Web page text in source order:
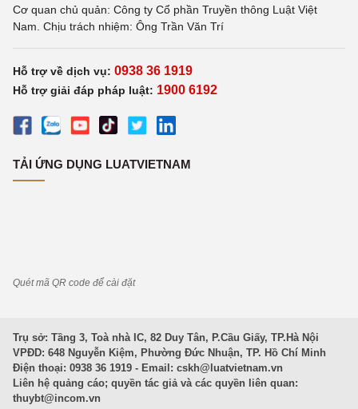
Cơ quan chủ quản: Công ty Cổ phần Truyền thông Luật Việt
Nam. Chịu trách nhiệm: Ông Trần Văn Trí
Hỗ trợ về dịch vụ: 0938 36 1919
Hỗ trợ giải đáp pháp luật: 1900 6192
TẢI ỨNG DỤNG LUATVIETNAM
Quét mã QR code để cài đặt
Trụ sở: Tầng 3, Toà nhà IC, 82 Duy Tân, P.Cầu Giấy, TP.Hà Nội
VPĐD: 648 Nguyễn Kiệm, Phường Đức Nhuận, TP. Hồ Chí Minh
Điện thoại: 0938 36 1919 - Email: cskh@luatvietnam.vn
Liên hệ quảng cáo; quyền tác giả và các quyền liên quan:
thuybt@incom.vn